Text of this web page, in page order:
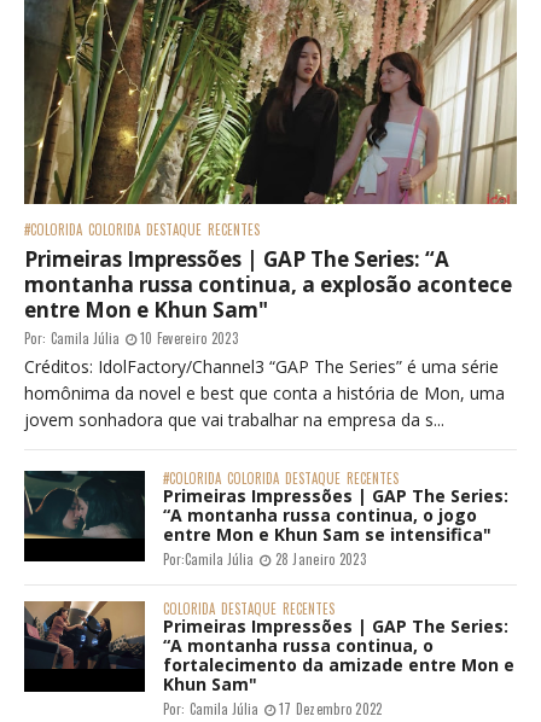
#COLORIDA COLORIDA DESTAQUE RECENTES
Primeiras Impressões | GAP The Series: “A
montanha russa continua, a explosão acontece
entre Mon e Khun Sam"
Por: Camila Júlia 10 Fevereiro 2023
Créditos: IdolFactory/Channel3 “GAP The Series” é uma série
homônima da novel e best que conta a história de Mon, uma
jovem sonhadora que vai trabalhar na empresa da s...
#COLORIDA COLORIDA DESTAQUE RECENTES
Primeiras Impressões | GAP The Series:
“A montanha russa continua, o jogo
entre Mon e Khun Sam se intensifica"
Por:Camila Júlia 28 Janeiro 2023
COLORIDA DESTAQUE RECENTES
Primeiras Impressões | GAP The Series:
“A montanha russa continua, o
fortalecimento da amizade entre Mon e
Khun Sam"
Por: Camila Júlia 17 Dezembro 2022